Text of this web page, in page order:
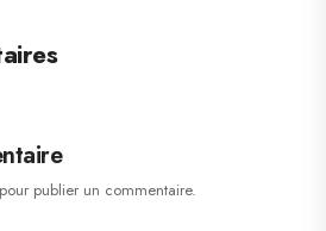
pour publier un commentaire.